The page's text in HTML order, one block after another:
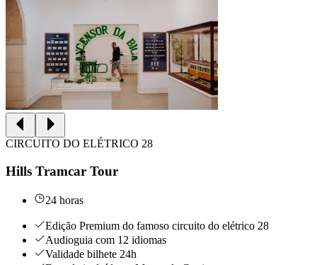
CIRCUITO DO ELÉTRICO 28
Hills Tramcar Tour
24 horas
Edição Premium do famoso circuito do elétrico 28
Audioguia com 12 idiomas
Validade bilhete 24h